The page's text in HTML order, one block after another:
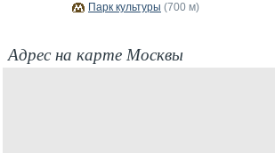
Парк культуры (700 м)
Адрес на карте Москвы